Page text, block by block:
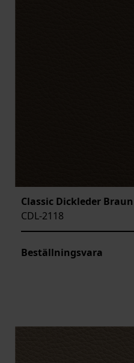
Classic Dickleder Braun
CDL-2118
Beställningsvara